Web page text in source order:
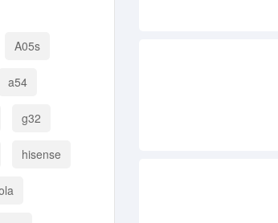
A05s
a54
g32
hisense